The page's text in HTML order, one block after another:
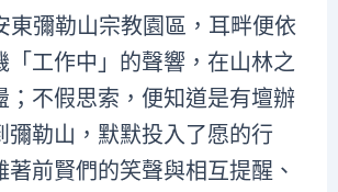
彌勒山宗教園區，耳畔便依
「工作中」的聲響，在山林之
；不假思索，便知道是有壇辦
彌勒山，默默投入了愿的行
著前賢們的笑聲與相互提醒、